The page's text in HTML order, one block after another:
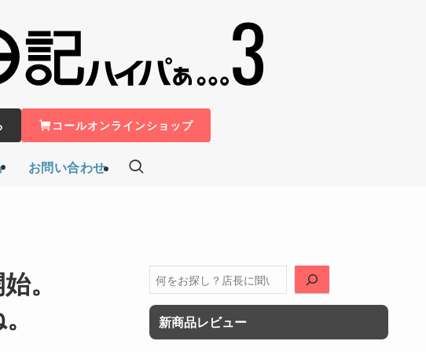
お問い合わせ
コールオンラインショップ
。
検
索
新商品レビュー